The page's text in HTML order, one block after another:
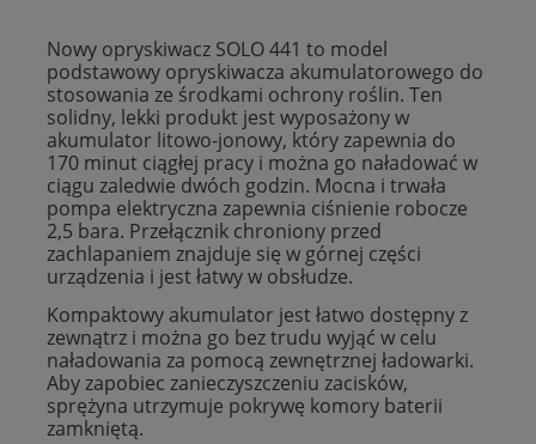
Nowy opryskiwacz SOLO 441 to model
podstawowy opryskiwacza akumulatorowego do
stosowania ze środkami ochrony roślin. Ten
solidny, lekki produkt jest wyposażony w
akumulator litowo-jonowy, który zapewnia do
170 minut ciągłej pracy i można go naładować w
ciągu zaledwie dwóch godzin. Mocna i trwała
pompa elektryczna zapewnia ciśnienie robocze
2,5 bara. Przełącznik chroniony przed
zachlapaniem znajduje się w górnej części
urządzenia i jest łatwy w obsłudze.
Kompaktowy akumulator jest łatwo dostępny z
zewnątrz i można go bez trudu wyjąć w celu
naładowania za pomocą zewnętrznej ładowarki.
Aby zapobiec zanieczyszczeniu zacisków,
sprężyna utrzymuje pokrywę komory baterii
zamkniętą.